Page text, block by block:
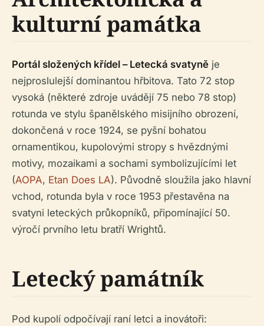
kulturní památka
Portál složených křídel – Letecká svatyně je
nejproslulejší dominantou hřbitova. Tato 72 stop
vysoká (některé zdroje uvádějí 75 nebo 78 stop)
rotunda ve stylu španělského misijního obrození,
dokončená v roce 1924, se pyšní bohatou
ornamentikou, kupolovými stropy s hvězdnými
motivy, mozaikami a sochami symbolizujícími let
(AOPA, Etan Does LA). Původně sloužila jako hlavní
vchod, rotunda byla v roce 1953 přestavěna na
svatyni leteckých průkopníků, připomínající 50.
výročí prvního letu bratří Wrightů.
Letecký památník
Pod kupolí odpočívají raní letci a inovátoři: